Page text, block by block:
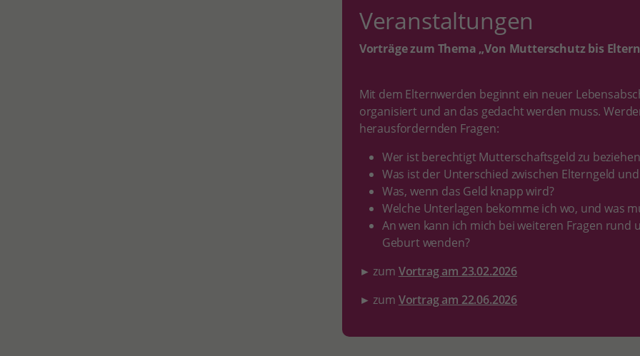
Veranstaltungen
Vorträge zum Thema „Von Mutterschutz bis
Mit dem Elternwerden beginnt ein neuer
organisiert und an das gedacht werden muss.
herausfordernden Fragen:
Wer ist berechtigt Mutterschaftsgeld zu
Was ist der Unterschied zwischen Elterngeld
Was, wenn das Geld knapp wird?
Welche Unterlagen bekomme ich wo, und was
An wen kann ich mich bei weiteren Fragen rund
Geburt wenden?
►zum Vortrag am 23.02.2026
►zum Vortrag am 22.06.2026